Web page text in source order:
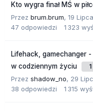
Kto wygra finał MŚ w
Przez brum.brum, 19 Lipca
47 odpowiedzi 1 323
Lifehack, gamechanger
w codziennym życiu
1
Przez shadow_no, 29
38 odpowiedzi 1 315